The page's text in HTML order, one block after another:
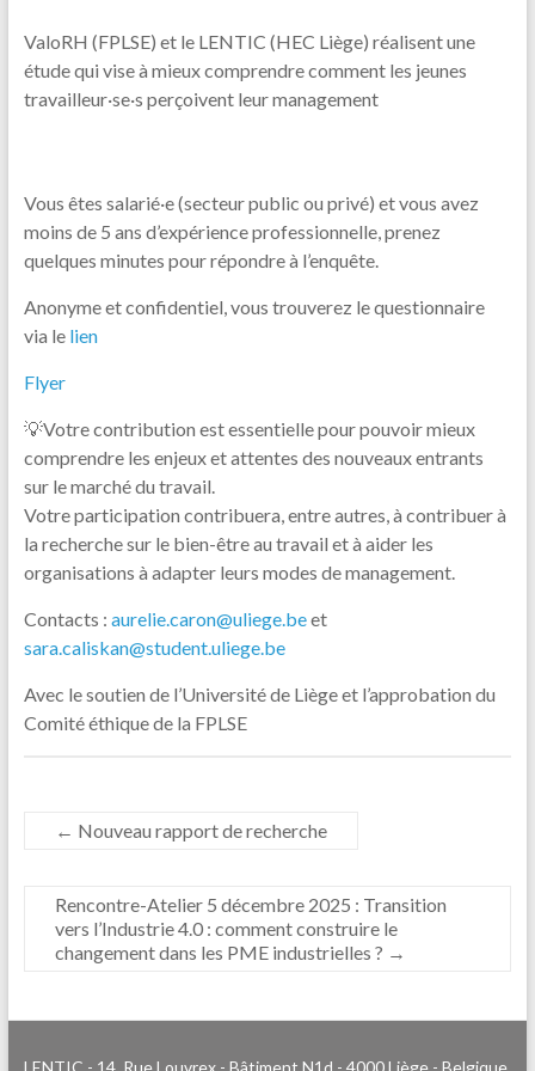
ValoRH (FPLSE) et le LENTIC (HEC Liège) réalisent une
étude qui vise à mieux comprendre comment les jeunes
travailleur·se·s perçoivent leur management
Vous êtes salarié·e (secteur public ou privé) et vous avez
moins de 5 ans d’expérience professionnelle, prenez
quelques minutes pour répondre à l’enquête.
Anonyme et confidentiel, vous trouverez le questionnaire
via le lien
Flyer
💡Votre contribution est essentielle pour pouvoir mieux
comprendre les enjeux et attentes des nouveaux entrants
sur le marché du travail.
Votre participation contribuera, entre autres, à contribuer à
la recherche sur le bien-être au travail et à aider les
organisations à adapter leurs modes de management.
Contacts : aurelie.caron@uliege.beet
sara.caliskan@student.uliege.be
Avec le soutien de l’Université de Liège et l’approbation du
Comité éthique de la FPLSE
← Nouveau rapport de recherche
Rencontre-Atelier 5 décembre 2025 : Transition
vers l’Industrie 4.0 : comment construire le
changement dans les PME industrielles ? →
LENTIC - 14, Rue Louvrex - Bâtiment N1d - 4000 Liège - Belgique